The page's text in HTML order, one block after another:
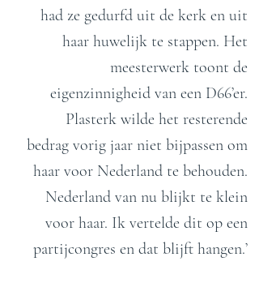
had ze gedurfd uit de kerk en uit
haar huwelijk te stappen. Het
meesterwerk toont de
eigenzinnigheid van een D66’er.
Plasterk wilde het resterende
bedrag vorig jaar niet bijpassen om
haar voor Nederland te behouden.
Nederland van nu blijkt te klein
voor haar. Ik vertelde dit op een
partijcongres en dat blijft hangen.’